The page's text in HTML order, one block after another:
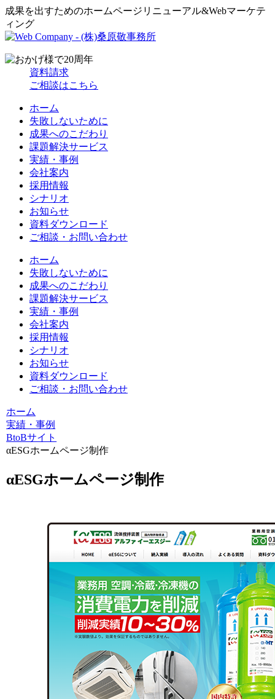
成果を出すためのホームページリニューアル&Webマーケテ
ィング
資料請求
ご相談はこちら
ホーム
失敗しないために
成果へのこだわり
課題解決サービス
実績・事例
会社案内
採用情報
シナリオ
お知らせ
資料ダウンロード
ご相談・お問い合わせ
ホーム
失敗しないために
成果へのこだわり
課題解決サービス
実績・事例
会社案内
採用情報
シナリオ
お知らせ
資料ダウンロード
ご相談・お問い合わせ
ホーム
実績・事例
BtoBサイト
αESGホームページ制作
αESGホームページ制作